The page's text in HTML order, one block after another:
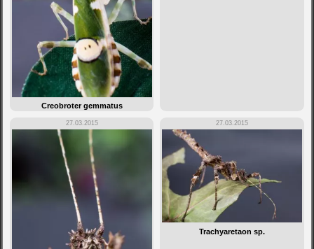
Creobroter gemmatus
27.03.2015 27.03.2015
Trachyaretaon sp.